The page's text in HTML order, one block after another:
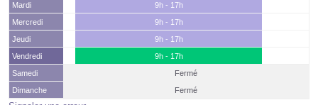
Mardi
9h - 17h
Mercredi
9h - 17h
Jeudi
9h - 17h
Vendredi
9h - 17h
Samedi
Fermé
Dimanche
Fermé